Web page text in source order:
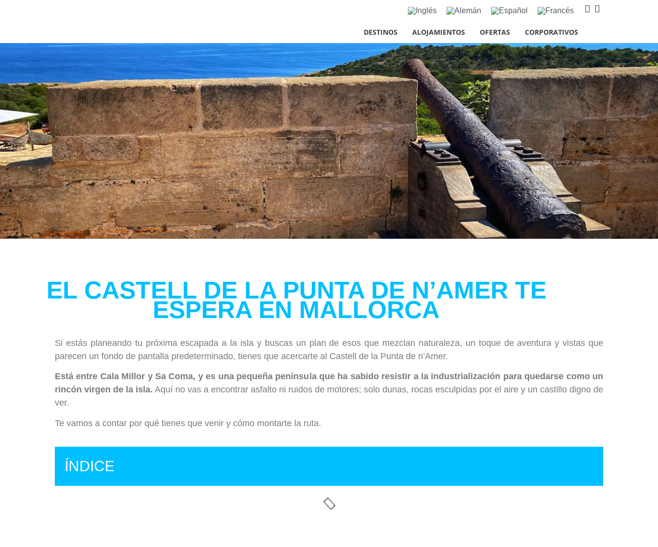
DESTINOS ALOJAMIENTOS OFERTAS CORPORATIVOS
EL CASTELL DE LA PUNTA DE N’AMER TE
ESPERA EN MALLORCA
Si estás planeando tu próxima escapada a la isla y buscas un plan de esos que mezclan naturaleza, un toque de aventura y vistas que
parecen un fondo de pantalla predeterminado, tienes que acercarte al Castell de la Punta de n’Amer.
Está entre Cala Millor y Sa Coma, y es una pequeña península que ha sabido resistir a la industrialización para quedarse como un
rincón virgen de la isla. Aquí no vas a encontrar asfalto ni ruidos de motores; solo dunas, rocas esculpidas por el aire y un castillo digno de
ver.
Te vamos a contar por qué tienes que venir y cómo montarte la ruta.
ÍNDICE
Utilizamos cookies estrictamente necesarias para proveer el debido funcionamiento del sitio web, así como cookies relativas al
mejoramiento y personalización de tu experiencia en el sitio web, para la realización de análisis estadísticos así como para
proporcionarte anuncios en base a tus intereses. Puede aceptar o rechazar las cookies haciendo clic en el botón "Aceptar todas" o
"Rechazar" respectivamente o, por el contrario, configurarlas según tus preferencias haciendo clic en el botón "Configurar". Para
obtener más información, puedes visitar nuestraPolítica de Cookies.
Configurar Rechazar Aceptar todas